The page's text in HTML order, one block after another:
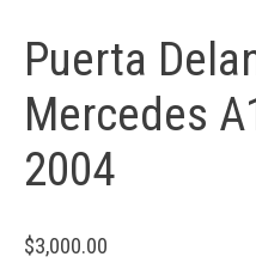
Puerta
Mercedes
2004
$3,000.00